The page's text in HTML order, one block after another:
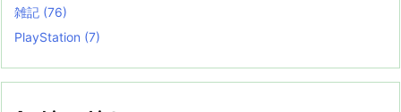
雑記 (76)
PlayStation (7)